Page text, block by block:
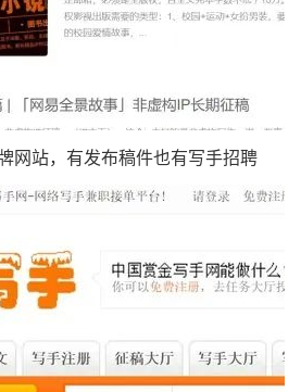
网站，有发布稿件也有写手招聘